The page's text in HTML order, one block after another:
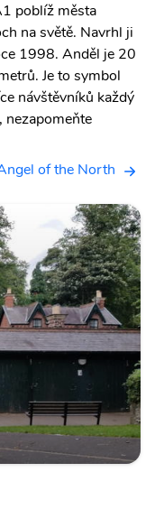
poblíž města
na světě. Navrhl ji
1998. Anděl je 20
Je to symbol
návštěvníků každý
nezapomeňte
of the North